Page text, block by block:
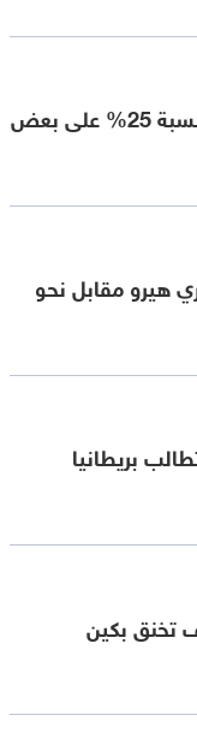
أميركا تفرض رسوما بنسبة 25% على بعض
هيرو مقابل نحو
بريطانيا
تخنق بكين